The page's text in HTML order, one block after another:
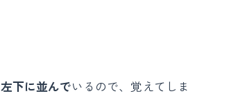
左下に並んでいるので、覚えてしま